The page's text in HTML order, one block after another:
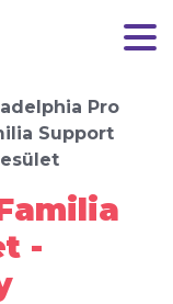
Pro
Support
-